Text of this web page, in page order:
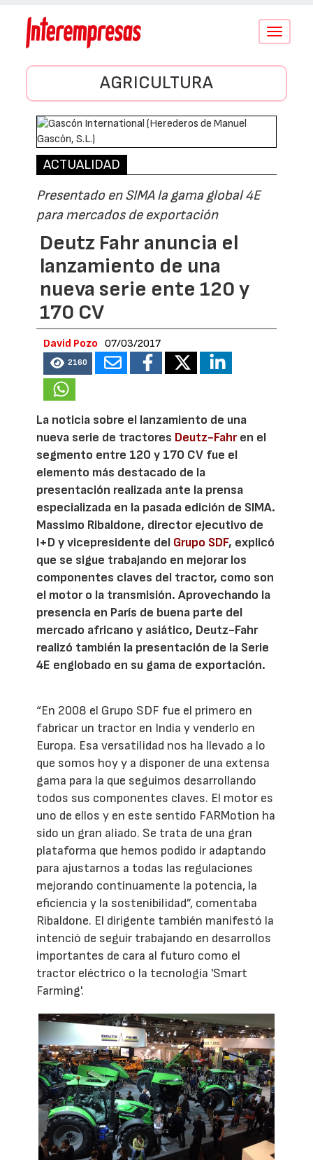
Conmutar
AGRICULTURA
ACTUALIDAD
Presentado en SIMA la gama global 4E
para mercados de exportación
Deutz Fahr anuncia el
lanzamiento de una
nueva serie ente 120 y
170 CV
David Pozo 07/03/2017
2160
La noticia sobre el lanzamiento de una
nueva serie de tractores Deutz-Fahren el
segmento entre 120 y 170 CV fue el
elemento más destacado de la
presentación realizada ante la prensa
especializada en la pasada edición de SIMA.
Massimo Ribaldone, director ejecutivo de
I+D y vicepresidente del Grupo SDF, explicó
que se sigue trabajando en mejorar los
componentes claves del tractor, como son
el motor o la transmisión. Aprovechando la
presencia en París de buena parte del
mercado africano y asiático, Deutz-Fahr
realizó también la presentación de la Serie
4E englobado en su gama de exportación.
“En 2008 el Grupo SDF fue el primero en
fabricar un tractor en India y venderlo en
Europa. Esa versatilidad nos ha llevado a lo
que somos hoy y a disponer de una extensa
gama para la que seguimos desarrollando
todos sus componentes claves. El motor es
uno de ellos y en este sentido FARMotion ha
sido un gran aliado. Se trata de una gran
plataforma que hemos podido ir adaptando
para ajustarnos a todas las regulaciones
mejorando continuamente la potencia, la
eficiencia y la sostenibilidad”, comentaba
Ribaldone. El dirigente también manifestó la
intenció de seguir trabajando en desarrollos
importantes de cara al futuro como el
tractor eléctrico o la tecnología 'Smart
Farming'.